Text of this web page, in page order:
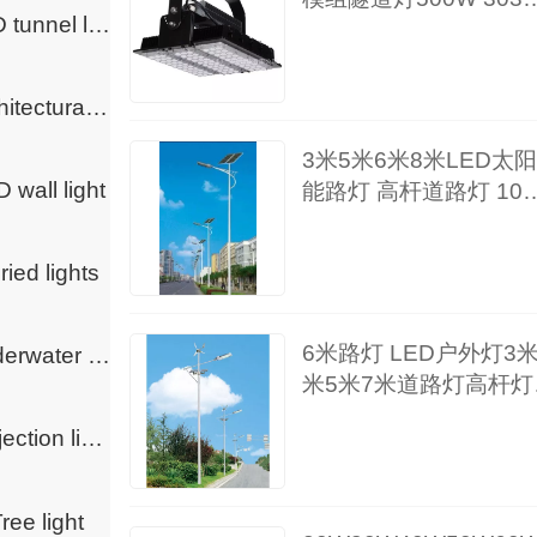
Deutsch
LED tunnel light
Architectural lighting
wall light
lights
Underwater lights
Projection light
light
3米5米6米8米LED太阳
能路灯 高杆道路灯
6米路灯 LED户外灯3
米5米7米道路灯高杆灯